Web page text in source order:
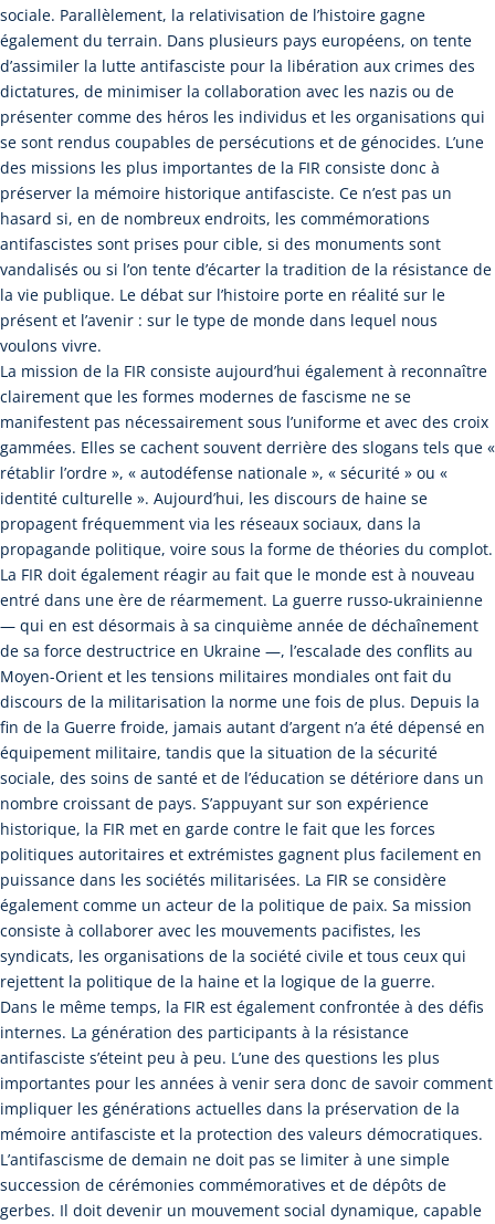
sociale. Parallèlement, la relativisation de l’histoire gagne
également du terrain. Dans plusieurs pays européens, on tente
d’assimiler la lutte antifasciste pour la libération aux crimes des
dictatures, de minimiser la collaboration avec les nazis ou de
présenter comme des héros les individus et les organisations qui
se sont rendus coupables de persécutions et de génocides. L’une
des missions les plus importantes de la FIR consiste donc à
préserver la mémoire historique antifasciste. Ce n’est pas un
hasard si, en de nombreux endroits, les commémorations
antifascistes sont prises pour cible, si des monuments sont
vandalisés ou si l’on tente d’écarter la tradition de la résistance de
la vie publique. Le débat sur l’histoire porte en réalité sur le
présent et l’avenir : sur le type de monde dans lequel nous
voulons vivre.
La mission de la FIR consiste aujourd’hui également à reconnaître
clairement que les formes modernes de fascisme ne se
manifestent pas nécessairement sous l’uniforme et avec des croix
gammées. Elles se cachent souvent derrière des slogans tels que «
rétablir l’ordre », « autodéfense nationale », « sécurité » ou «
identité culturelle ». Aujourd’hui, les discours de haine se
propagent fréquemment via les réseaux sociaux, dans la
propagande politique, voire sous la forme de théories du complot.
La FIR doit également réagir au fait que le monde est à nouveau
entré dans une ère de réarmement. La guerre russo-ukrainienne
— qui en est désormais à sa cinquième année de déchaînement
de sa force destructrice en Ukraine —, l’escalade des conflits au
Moyen-Orient et les tensions militaires mondiales ont fait du
discours de la militarisation la norme une fois de plus. Depuis la
fin de la Guerre froide, jamais autant d’argent n’a été dépensé en
équipement militaire, tandis que la situation de la sécurité
sociale, des soins de santé et de l’éducation se détériore dans un
nombre croissant de pays. S’appuyant sur son expérience
historique, la FIR met en garde contre le fait que les forces
politiques autoritaires et extrémistes gagnent plus facilement en
puissance dans les sociétés militarisées. La FIR se considère
également comme un acteur de la politique de paix. Sa mission
consiste à collaborer avec les mouvements pacifistes, les
syndicats, les organisations de la société civile et tous ceux qui
rejettent la politique de la haine et la logique de la guerre.
Dans le même temps, la FIR est également confrontée à des défis
internes. La génération des participants à la résistance
antifasciste s’éteint peu à peu. L’une des questions les plus
importantes pour les années à venir sera donc de savoir comment
impliquer les générations actuelles dans la préservation de la
mémoire antifasciste et la protection des valeurs démocratiques.
L’antifascisme de demain ne doit pas se limiter à une simple
succession de cérémonies commémoratives et de dépôts de
gerbes. Il doit devenir un mouvement social dynamique, capable